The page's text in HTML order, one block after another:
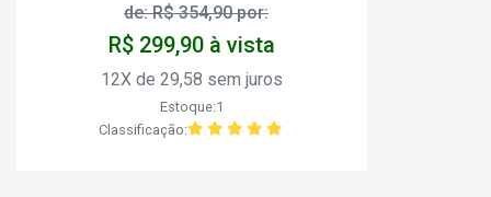
de: R$ 354,90 por:
R$ 299,90 à vista
12X de 29,58 sem juros
Estoque:1
Classificação: